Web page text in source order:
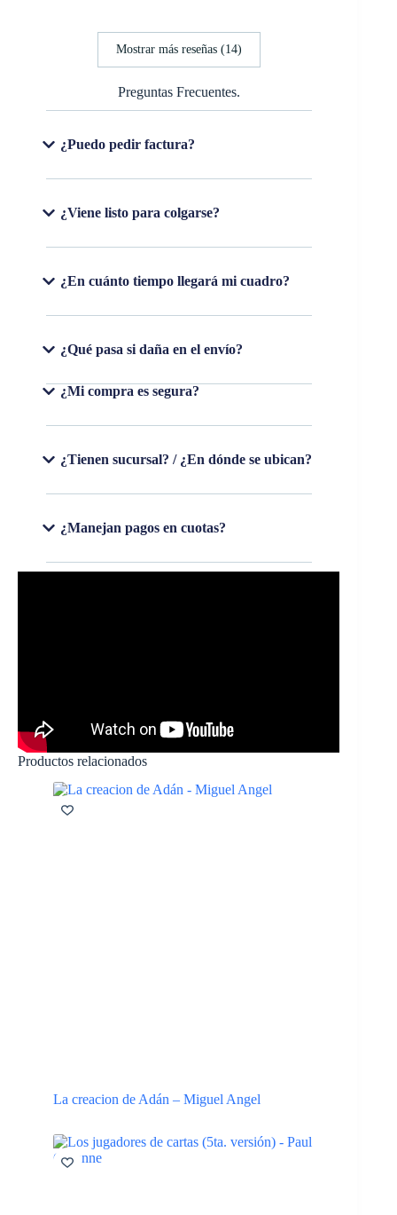
Mostrar más reseñas (14)
Preguntas Frecuentes.
¿Puedo pedir factura?
¿Viene listo para colgarse?
¿En cuánto tiempo llegará mi cuadro?
¿Qué pasa si daña en el envío?
¿Mi compra es segura?
¿Tienen sucursal? / ¿En dónde se ubican?
¿Manejan pagos en cuotas?
Productos relacionados
La creacion de Adán – Miguel Angel